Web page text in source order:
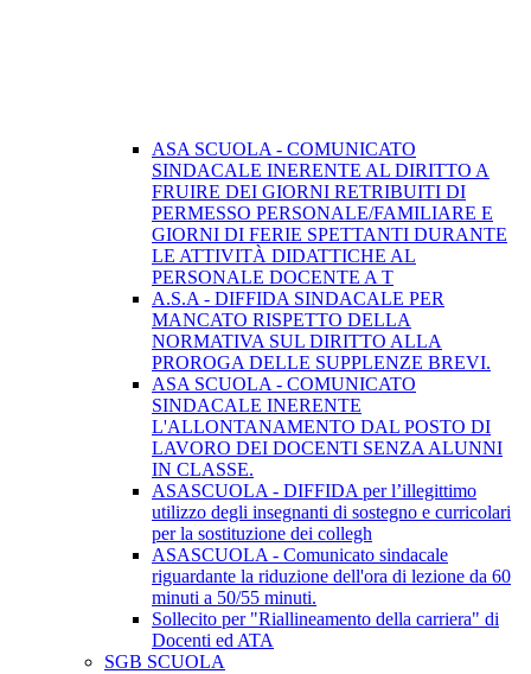
ASA SCUOLA - COMUNICATO
SINDACALE INERENTE AL DIRITTO A
FRUIRE DEI GIORNI RETRIBUITI DI
PERMESSO PERSONALE/FAMILIARE E
GIORNI DI FERIE SPETTANTI DURANTE
LE ATTIVITÀ DIDATTICHE AL
PERSONALE DOCENTE A T
A.S.A - DIFFIDA SINDACALE PER
MANCATO RISPETTO DELLA
NORMATIVA SUL DIRITTO ALLA
PROROGA DELLE SUPPLENZE BREVI.
ASA SCUOLA - COMUNICATO
SINDACALE INERENTE
L'ALLONTANAMENTO DAL POSTO DI
LAVORO DEI DOCENTI SENZA ALUNNI
IN CLASSE.
ASASCUOLA - DIFFIDA per l’illegittimo
utilizzo degli insegnanti di sostegno e curricolari
per la sostituzione dei collegh
ASASCUOLA - Comunicato sindacale
riguardante la riduzione dell'ora di lezione da 60
minuti a 50/55 minuti.
Sollecito per "Riallineamento della carriera" di
Docenti ed ATA
SGB SCUOLA